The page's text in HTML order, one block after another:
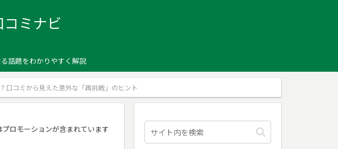
コミナビ
話題をわかりやすく解説
口コミから見えた意外な「再挑戦」のヒント
ロモーションが含まれています